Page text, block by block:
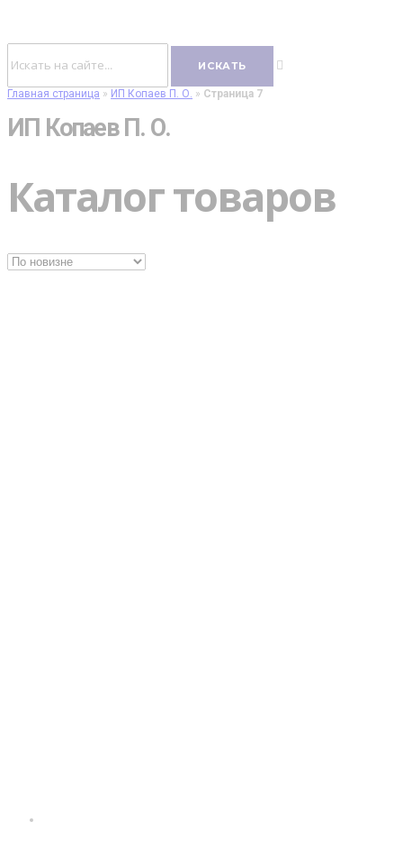
Главная страница » ИП Копаев П. О. » Страница 7
ИП Копаев П. О.
Каталог товаров